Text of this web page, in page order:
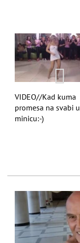
VIDEO//Kad kuma
promesa na svabi u
minicu:-)